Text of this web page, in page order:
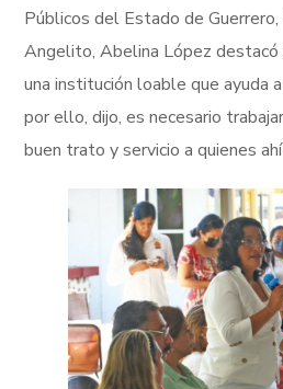
Públicos del Estado de
Angelito, Abelina López
una institución loable que ayuda
por ello, dijo, es necesario
buen trato y servicio a quienes